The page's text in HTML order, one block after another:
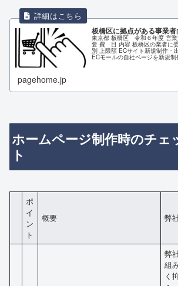
板橋区に拠点がある事業
東京都 板橋区 令和６年度 営
要 費 目 内容 板橋区の業者に委託する場合の助成率 費目
別 上限額 ECサイト新規制作・出店費 自社ECサイト及び
ECモールの自社ページを新規制
pagehome.jp
ホームページ制作時のチェ
ト
ポ
イ
ン
ト
概要 弊
弊
組
く